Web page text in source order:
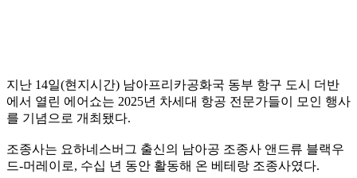
지난 14일(현지시간) 남아프리카공화국 동부 항구 도시 더반
에서 열린 에어쇼는 2025년 차세대 항공 전문가들이 모인 행사
를 기념으로 개최됐다.
조종사는 요하네스버그 출신의 남아공 조종사 앤드류 블랙우
드-머레이로, 수십 년 동안 활동해 온 베테랑 조종사였다.